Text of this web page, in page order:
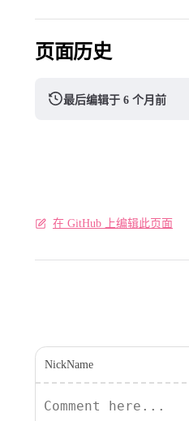
页面历史
最后编辑于 6 个月前
在 GitHub 上编辑此页面
NickName